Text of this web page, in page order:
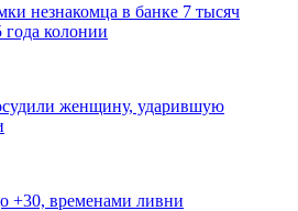
незнакомца в банке 7 тысяч
года колонии
женщину, ударившую
+30, временами ливни